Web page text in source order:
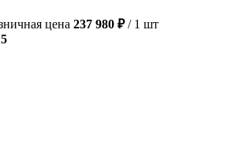
цена 237 980 ₽/ 1 шт